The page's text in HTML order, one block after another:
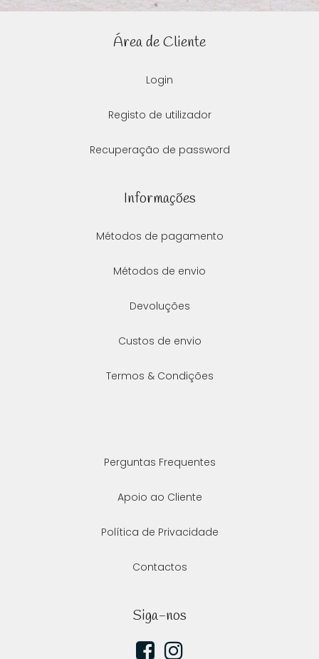
Área de Cliente
Login
Registo de utilizador
Recuperação de password
Informações
Métodos de pagamento
Métodos de envio
Devoluções
Custos de envio
Termos & Condições
Perguntas Frequentes
Apoio ao Cliente
Política de Privacidade
Contactos
Siga-nos